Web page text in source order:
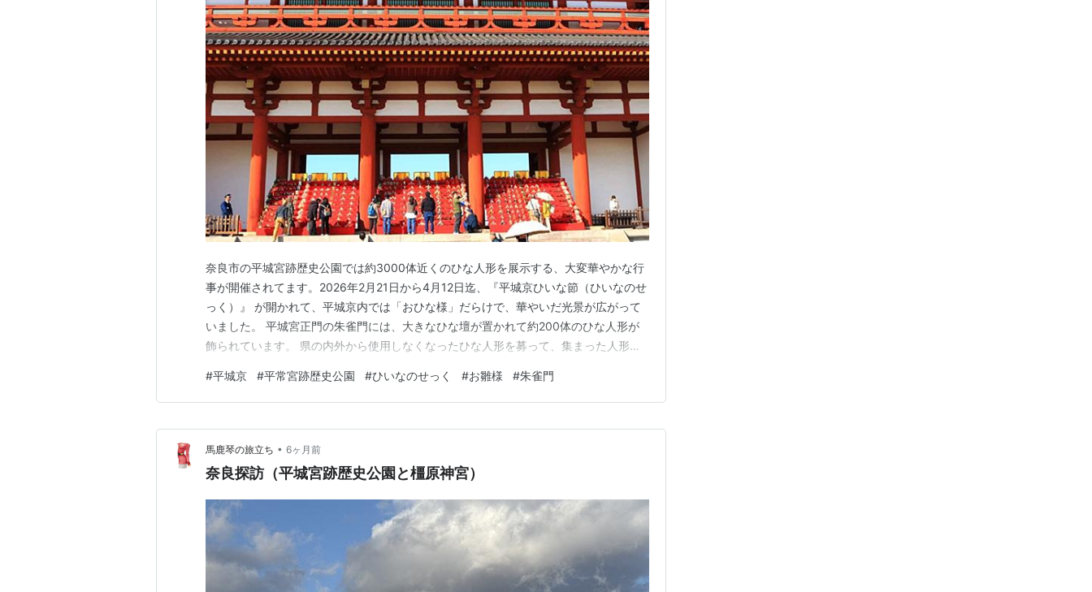
奈良市の平城宮跡歴史公園では約3000体近くのひな人形を展示する、大変華やかな行
事が開催されてます。2026年2月21日から4月12日迄、『平城京ひいな節（ひいなのせ
っく）』 が開かれて、平城京内では「おひな様」だらけで、華やいだ光景が広がって
いました。 平城宮正門の朱雀門には、大きなひな壇が置かれて約200体のひな人形が
飾られています。 県の内外から使用しなくなったひな人形を募って、集まった人形を
イベントで来場者の注目を浴びる事から喜んでるでしょうね。 それとも緊張してるか
な？ 遣唐使船の横へ移動しました。ここで…
#平城京 #平常宮跡歴史公園 #ひいなのせっく #お雛様 #朱雀門
馬鹿琴の旅立ち • 6ヶ月前
奈良探訪（平城宮跡歴史公園と橿原神宮）